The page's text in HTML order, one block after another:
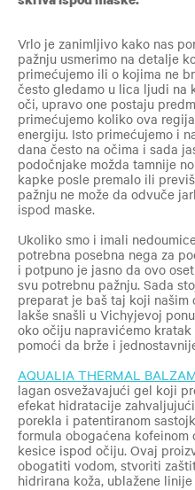
Vrlo je zanimljivo kako nas
pažnju usmerimo na detalje
primećujemo ili o kojima ne
često gledamo u lica ljudi na
oči, upravo one postaju
primećujemo koliko ova
energiju. Isto primećujemo i
dana često na očima i sada
podočnjake možda tamnije
kapke posle premalo ili
pažnju ne može da odvuče
ispod maske.
Ukoliko smo i imali
potrebna posebna nega za
i potpuno je jasno da ovo
svu potrebnu pažnju. Sada
preparat je baš taj koji našim
lakše snašli u Vichyjevoj
oko očiju napravićemo
pomoći da brže i
AQUALIA THERMAL
lagan osvežavajući gel koji
efekat hidratacije
porekla i patentiranom
formula obogaćena
kesice ispod očiju. Ovaj
obogatiti vodom, stvoriti
hidrirana koža, ublažene